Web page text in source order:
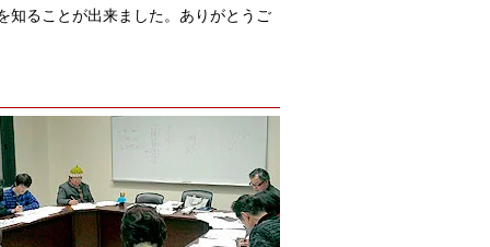
知ることが出来ました。ありがとうご